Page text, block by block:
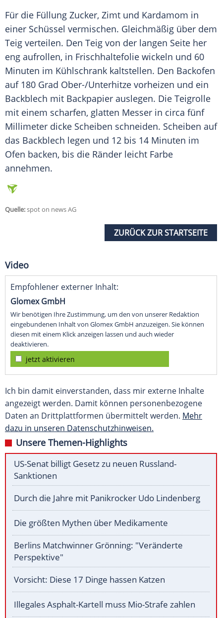
Für die Füllung Zucker, Zimt und Kardamom in
einer Schüssel vermischen. Gleichmäßig über dem
Teig verteilen. Den Teig von der langen Seite her
eng aufrollen, in Frischhaltefolie wickeln und 60
Minuten im Kühlschrank kaltstellen. Den Backofen
auf 180 Grad Ober-/Unterhitze vorheizen und ein
Backblech mit Backpapier auslegen. Die Teigrolle
mit einem scharfen, glatten Messer in circa fünf
Millimeter dicke Scheiben schneiden. Scheiben auf
das Backblech legen und 12 bis 14 Minuten im
Ofen backen, bis die Ränder leicht Farbe
annehmen.
Quelle:spot on news AG
ZURÜCK ZUR STARTSEITE
Video
Empfohlener externer Inhalt:
Glomex GmbH
Wir benötigen Ihre Zustimmung, um den von unserer Redaktion
eingebundenen Inhalt von Glomex GmbH anzuzeigen. Sie können
diesen mit einem Klick anzeigen lassen und auch wieder
deaktivieren.
jetzt aktivieren
Ich bin damit einverstanden, dass mir externe Inhalte
angezeigt werden. Damit können personenbezogene
Daten an Drittplattformen übermittelt werden. Mehr
dazu in unseren Datenschutzhinweisen.
Unsere Themen-Highlights
US-Senat billigt Gesetz zu neuen Russland-
Sanktionen
Durch die Jahre mit Panikrocker Udo Lindenberg
Die größten Mythen über Medikamente
Berlins Matchwinner Grönning: "Veränderte
Perspektive"
Vorsicht: Diese 17 Dinge hassen Katzen
Illegales Asphalt-Kartell muss Mio-Strafe zahlen